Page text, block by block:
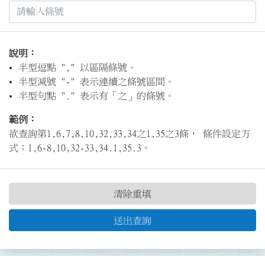
說明：
半型逗點 "," 以區隔條號。
半型減號 "-" 表示連續之條號區間。
半型句點 "." 表示有「之」的條號。
範例：
欲查詢第1,6,7,8,10,32,33,34之1,35之3條， 條件設定方
式：1,6-8,10,32-33,34.1,35.3。
送出查詢
清除重填